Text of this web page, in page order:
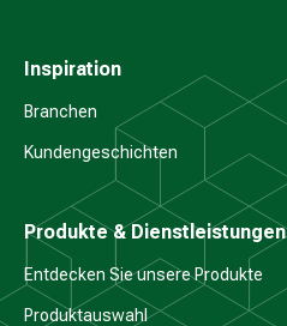
Inspiration
Branchen
Kundengeschichten
Produkte & Dienstleistungen
Entdecken Sie unsere Produkte
Produktauswahl